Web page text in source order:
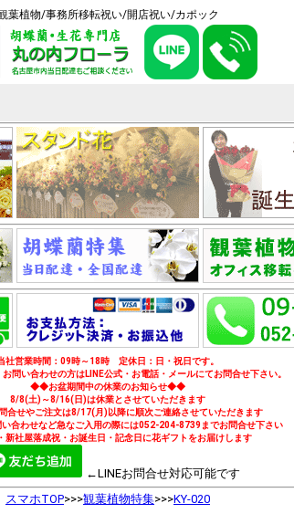
葉植物/事務所移転祝い/開店祝い/カポック
社営業時間：09時～18時 定休日：日・祝日です。
問い合わせの方はLINE公式・お電話・メールにてお問合せ下さい。
◆◆お盆期間中の休業のお知らせ◆◆
8/8(土)～8/16(日)は休業とさせていただきます
合せやご注文は8/17(月)以降に順次ご連絡させていただきます
合わせなど急なご入用の際には052-204-8739までお問合せ下さい
新社屋落成祝・お誕生日・記念日に花ギフトをお届けします
←LINEお問合せ対応可能です
スマホTOP>>>観葉植物特集>>>KY-020